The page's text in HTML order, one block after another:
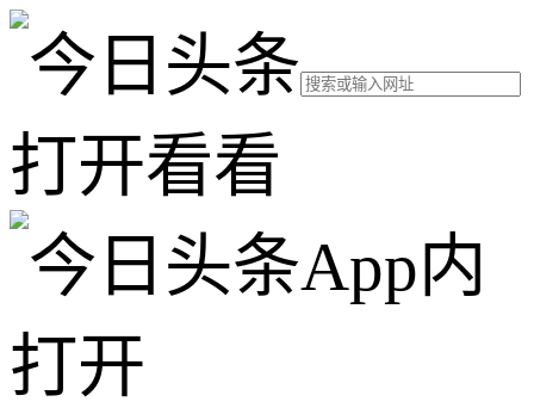
打开看看
App内
打开